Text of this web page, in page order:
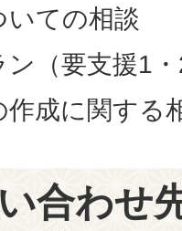
いての相談
ン（要支援1
作成に関する
合わせ